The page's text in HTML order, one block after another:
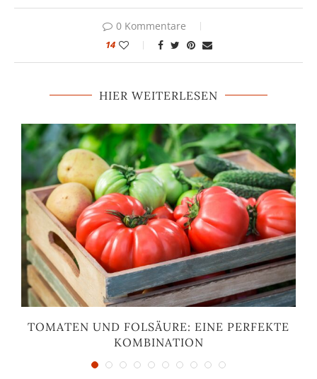
0 Kommentare
14
HIER WEITERLESEN
TOMATEN UND FOLSÄURE: EINE PERFEKTE
KOMBINATION